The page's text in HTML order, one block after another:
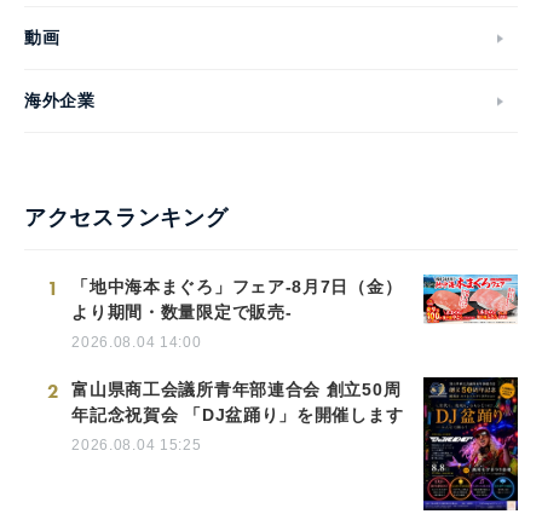
動画
海外企業
アクセスランキング
1
「地中海本まぐろ」フェア-8月7日（金）
より期間・数量限定で販売-
2026.08.04 14:00
2
富山県商工会議所青年部連合会 創立50周
年記念祝賀会 「DJ盆踊り」を開催します
2026.08.04 15:25